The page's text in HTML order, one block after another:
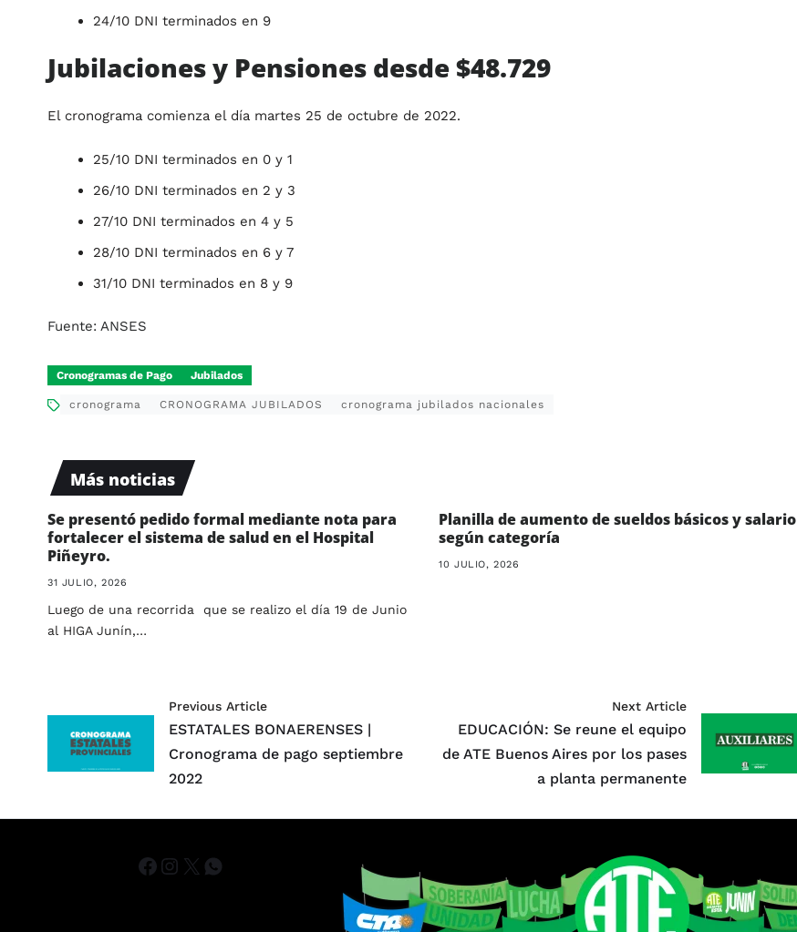
24/10 DNI terminados en 9
Jubilaciones y Pensiones desde $48.729
El cronograma comienza el día martes 25 de octubre de 2022.
25/10 DNI terminados en 0 y 1
26/10 DNI terminados en 2 y 3
27/10 DNI terminados en 4 y 5
28/10 DNI terminados en 6 y 7
31/10 DNI terminados en 8 y 9
Fuente: ANSES
Cronogramas de Pago Jubilados
cronograma CRONOGRAMA JUBILADOS cronograma jubilados nacionales
Más noticias
Se presentó pedido formal mediante nota para
fortalecer el sistema de salud en el Hospital
Piñeyro.
31 JULIO, 2026
Luego de una recorrida que se realizo el día 19 de Junio
al HIGA Junín,…
Planilla de aumento de sueldos básicos y salario
según categoría
10 JULIO, 2026
Previous Article
ESTATALES BONAERENSES |
Cronograma de pago septiembre
2022
Next Article
EDUCACIÓN: Se reune el equipo
de ATE Buenos Aires por los pases
a planta permanente